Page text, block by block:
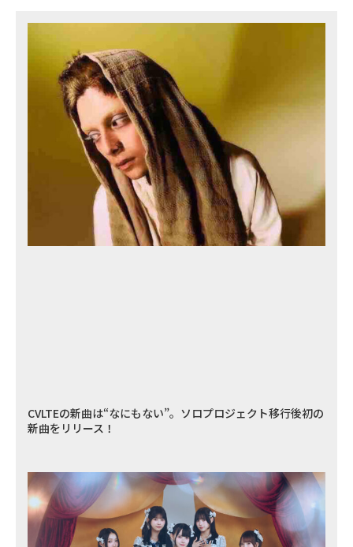
CVLTEの新曲は“なにもない”。ソロプロジェクト移行後初の
新曲をリリース！